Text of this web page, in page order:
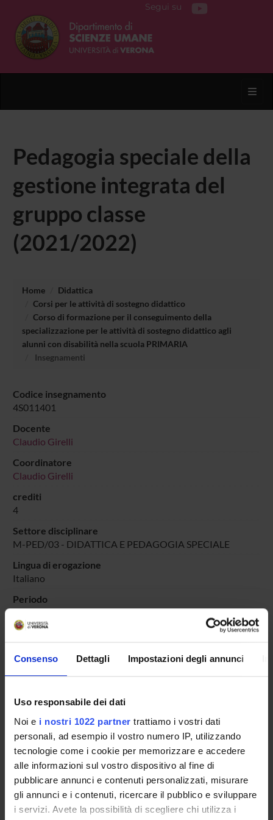
Consenso Dettagli Impostazioni degli annunci
Uso responsabile dei dati
Noi e i nostri 1022 partner trattiamo i vostri dati
personali, ad esempio il vostro numero IP, utilizzando
tecnologie come i cookie per memorizzare e accedere
alle informazioni sul vostro dispositivo al fine di
pubblicare annunci e contenuti personalizzati, misurare
gli annunci e i contenuti, ricercare il pubblico e sviluppare
i servizi. Avete la possibilità di scegliere chi utilizza i
Segui su
Pedagogia speciale della
gestione integrata del
gruppo classe
(2021/2022)
Home
Didattica
Corsi per le attività di sostegno didattico
Corso di formazione per il conseguimento della
specializzazione per le attività di sostegno didattico agli
alunni con disabilità nella scuola PRIMARIA
Insegnamenti
Codice insegnamento
4S011401
Docente
Claudio Girelli
Coordinatore
Claudio Girelli
crediti
4
Settore disciplinare
M-PED/03 - DIDATTICA E PEDAGOGIA SPECIALE
Lingua di erogazione
Italiano
Periodo
PERIODO DIDATTICOdal 23-set-2022 al 30-giu-2023.
Avvisi relativi al corso
Seminari relativi al corso
Vai all'orario delle lezioni
Presentazione
Come iscriversi
Insegnamenti